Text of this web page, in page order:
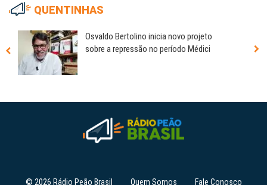
QUENTINHAS
Osvaldo Bertolino inicia novo projeto
sobre a repressão no período Médici
© 2026 Rádio Peão Brasil Quem Somos Fale Conosco